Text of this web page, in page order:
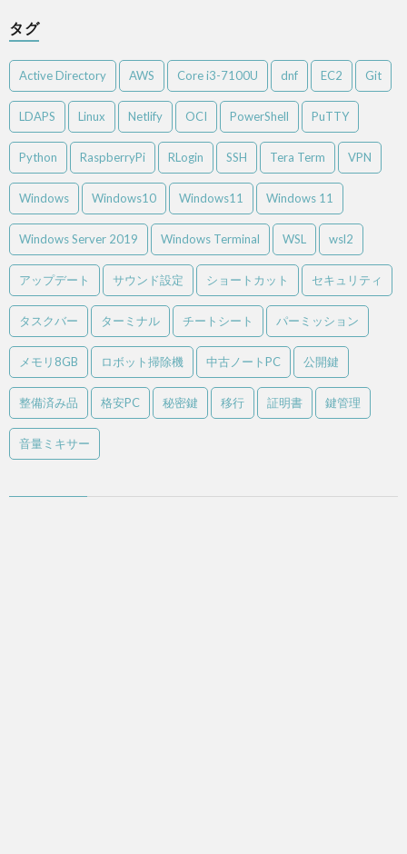
タグ
Active Directory AWS Core i3-7100U dnf EC2 Git
LDAPS Linux Netlify OCI PowerShell PuTTY
Python RaspberryPi RLogin SSH Tera Term VPN
Windows Windows10 Windows11 Windows 11
Windows Server 2019 Windows Terminal WSL wsl2
アップデート サウンド設定 ショートカット セキュリティ
タスクバー ターミナル チートシート パーミッション
メモリ8GB ロボット掃除機 中古ノートPC 公開鍵
整備済み品 格安PC 秘密鍵 移行 証明書 鍵管理
音量ミキサー